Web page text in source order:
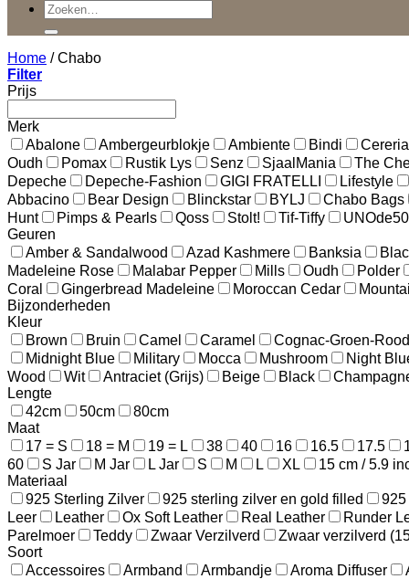
Zoeken
naar:
Home /Chabo
Filter
Prijs
Merk
Abalone
Ambergeurblokje Ambiente Bindi
Oudh
Pomax Rustik Lys Senz SjaalMania The
Depeche
Depeche-Fashion GIGI FRATELLI Lifestyle
Abbacino
Bear Design Blinckstar BYLJ Chabo Bags
Hunt
Pimps & Pearls Qoss Stolt! Tif-Tiffy
UNOde50
Geuren
Amber & Sandalwood
Azad Kashmere Banksia
Madeleine Rose
Malabar Pepper Mills Oudh Polder
Coral
Gingerbread Madeleine Moroccan Cedar
Bijzonderheden
Kleur
Brown
Bruin Camel Caramel Cognac-Groen-Rood
Midnight Blue
Military Mocca Mushroom Night
Wood
Wit Antraciet (Grijs) Beige Black
Lengte
42cm
50cm
80cm
Maat
17 = S
18 = M 19 = L 38 40 16 16.5 17.5
60
S Jar M Jar L Jar S M L XL
15 cm / 5.9
Materiaal
925 Sterling Zilver
925 sterling zilver en gold filled 925
Leer
Leather Ox Soft Leather Real Leather Runder
Parelmoer
Teddy Zwaar Verzilverd
Zwaar verzilverd
Soort
Accessoires
Armband Armbandje Aroma Diffuser